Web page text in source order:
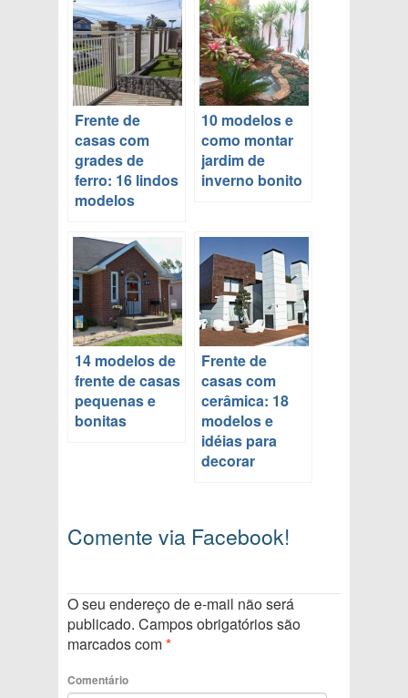
Frente de
casas com
grades de
ferro: 16 lindos
modelos
10 modelos e
como montar
jardim de
inverno bonito
14 modelos de
frente de casas
pequenas e
bonitas
Frente de
casas com
cerâmica: 18
modelos e
idéias para
decorar
Comente via Facebook!
O seu endereço de e-mail não será
publicado. Campos obrigatórios são
marcados com*
Comentário